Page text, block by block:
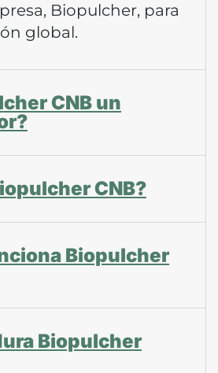
Biopulcher, para
global.
CNB un
CNB?
Biopulcher
Biopulcher